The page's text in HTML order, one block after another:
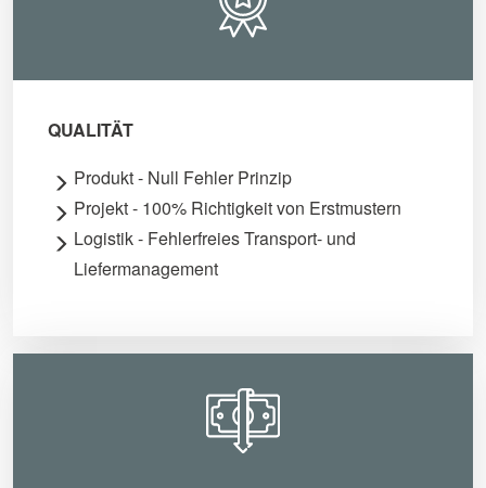
QUALITÄT
Produkt - Null Fehler Prinzip
Projekt - 100% Richtigkeit von Erstmustern
Logistik - Fehlerfreies Transport- und
Liefermanagement